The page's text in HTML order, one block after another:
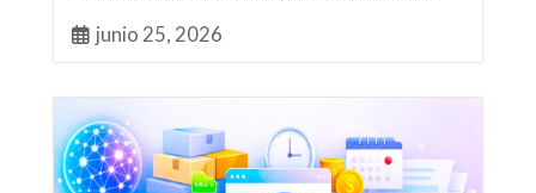
junio 25, 2026